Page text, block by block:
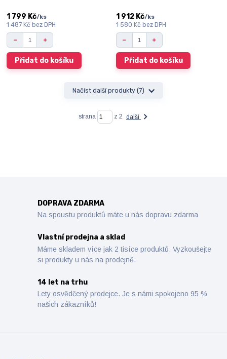
1 799 Kč/ks
1 487 Kč bez DPH
Přidat do košíku
1 912 Kč/ks
1 580 Kč bez DPH
Přidat do košíku
Načíst další produkty (7)
strana z 2 další
DOPRAVA ZDARMA
Na spoustu produktů máte u nás dopravu zdarma
Vlastní prodejna a sklad
Máme skladem více jak 2 tisíce produktů. Vyzkoušejte
si produkty u nás na prodejně.
14 let na trhu
Lety osvědčený prodejce. Je s námi spokojeno 95 %
našich zákazníků!